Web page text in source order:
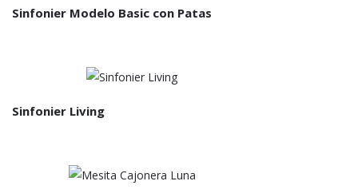
Sinfonier Modelo Basic con Patas
Sinfonier Living